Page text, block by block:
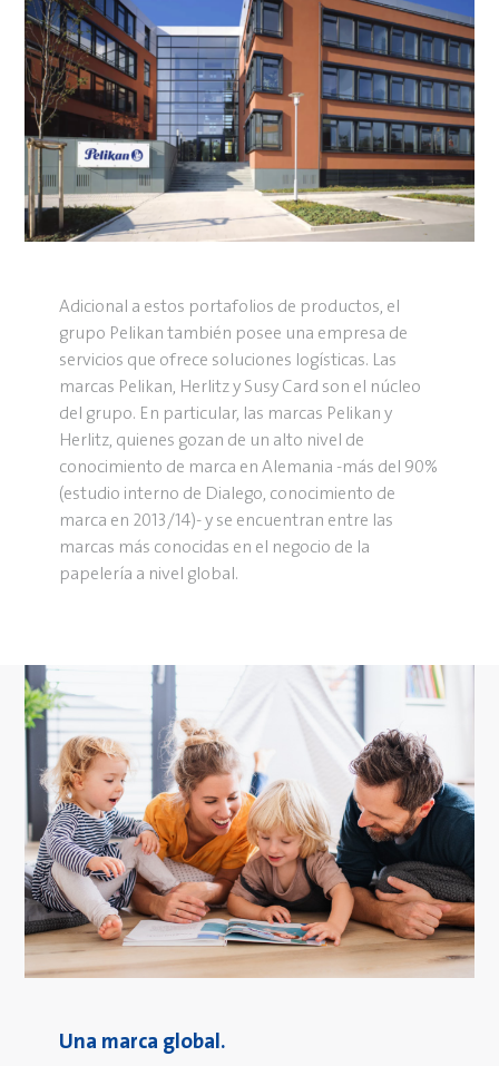
Adicional a estos portafolios de productos, el
grupo Pelikan también posee una empresa de
servicios que ofrece soluciones logísticas. Las
marcas Pelikan, Herlitz y Susy Card son el núcleo
del grupo. En particular, las marcas Pelikan y
Herlitz, quienes gozan de un alto nivel de
conocimiento de marca en Alemania -más del 90%
(estudio interno de Dialego, conocimiento de
marca en 2013/14)- y se encuentran entre las
marcas más conocidas en el negocio de la
papelería a nivel global.
Una marca global.